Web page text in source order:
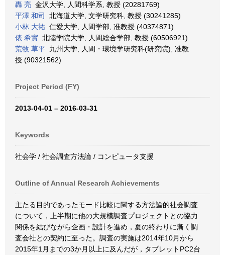
轟 亮 金沢大学, 人間科学系, 教授 (20281769)
平澤 和司
北海道大学, 文学研究科, 教授 (30241285)
小林 大祐 仁愛大学, 人間学部, 准教授 (40374871)
俵 希實 北陸学院大学, 人間総合学部, 教授 (60506921)
荒牧 草平 九州大学, 人間・環境学研究科(研究院), 准教
授 (90321562)
Project Period (FY)
2013-04-01 – 2016-03-31
Keywords
社会学 / 社会調査方法論 / コンピュータ支援
Outline of Annual Research Achievements
主たる目的であったモード比較に関する方法論的社会調査
について，上半期に他の大規模調査プロジェクトとの協力
関係を結びながら企画・設計を進め，夏の終わりに漸く調
査会社との契約に至った。調査の実施は2014年10月から
2015年1月までの3か月以上に及んだが，タブレットPC2台